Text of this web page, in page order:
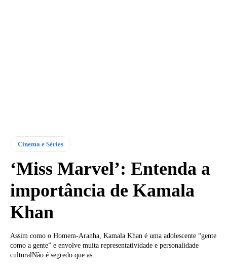
Cinema e Séries
‘Miss Marvel’: Entenda a
importância de Kamala
Khan
Assim como o Homem-Aranha, Kamala Khan é uma adolescente “gente
como a gente” e envolve muita representatividade e personalidade
culturalNão é segredo que as...